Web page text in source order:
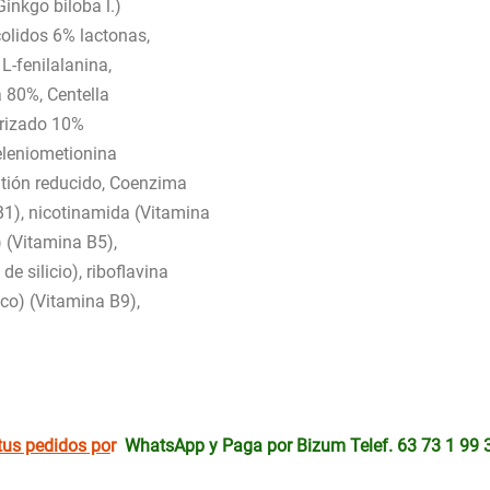
biloba l.)
6% lactonas,
fenilalanina,
Centella
10%
reducido, Coenzima
nicotinamida (Vitamina
(Vitamina B5),
silicio), riboflavina
(Vitamina B9),
pedidos por WhatsApp y Paga por Bizum Telef. 63 73 1 99